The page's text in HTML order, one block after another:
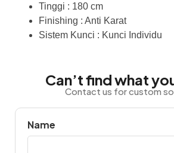
Tinggi : 180 cm
Finishing : Anti Karat
Sistem Kunci : Kunci Individu
Can’t find what
Contact us for custom
Name